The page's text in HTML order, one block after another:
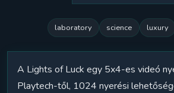
laboratory science luxury
A Lights of Luck egy 5x4-es videó
Playtech-től, 1024 nyerési